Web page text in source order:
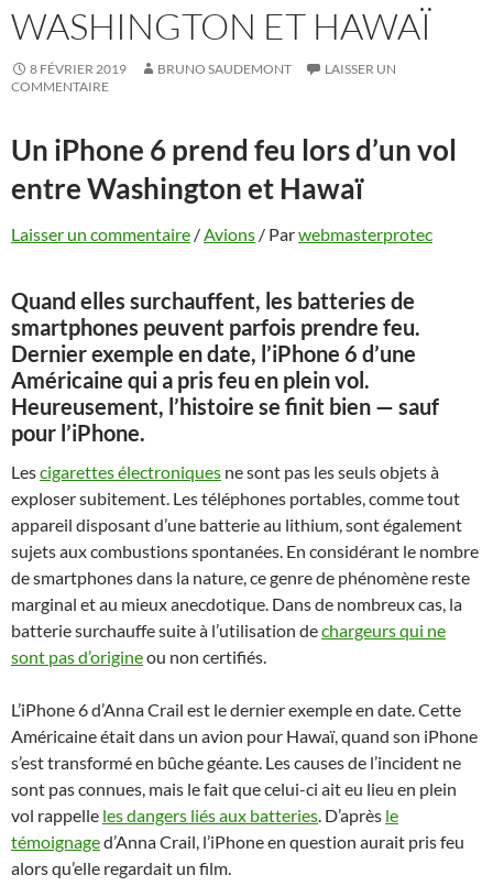
WASHINGTON ET HAWAÏ
8 FÉVRIER 2019 BRUNO SAUDEMONT
LAISSER UN
COMMENTAIRE
Un iPhone 6 prend feu lors d’un vol
entre Washington et Hawaï
Laisser un commentaire / Avions / Parwebmasterprotec
Quand elles surchauffent, les batteries de
smartphones peuvent parfois prendre feu.
Dernier exemple en date, l’iPhone 6 d’une
Américaine qui a pris feu en plein vol.
Heureusement, l’histoire se finit bien — sauf
pour l’iPhone.
Lescigarettes électroniques ne sont pas les seuls objets à
exploser subitement. Les téléphones portables, comme tout
appareil disposant d’une batterie au lithium, sont également
sujets aux combustions spontanées. En considérant le nombre
de smartphones dans la nature, ce genre de phénomène reste
marginal et au mieux anecdotique. Dans de nombreux cas, la
batterie surchauffe suite à l’utilisation dechargeurs qui ne
sont pas d’origineou non certifiés.
L’iPhone 6 d’Anna Crail est le dernier exemple en date. Cette
Américaine était dans un avion pour Hawaï, quand son iPhone
s’est transformé en bûche géante. Les causes de l’incident ne
sont pas connues, mais le fait que celui-ci ait eu lieu en plein
vol rappelle les dangers liés aux batteries . D’après le
témoignaged’Anna Crail, l’iPhone en question aurait pris feu
alors qu’elle regardait un film.